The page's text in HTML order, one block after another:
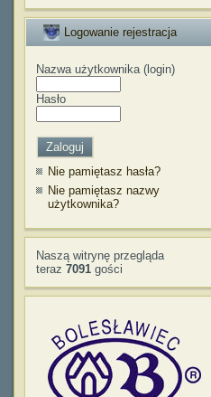
Logowanie rejestracja
Nazwa użytkownika (login)
Hasło
Nie pamiętasz hasła?
Nie pamiętasz nazwy
użytkownika?
Naszą witrynę przegląda
teraz 7091 gości